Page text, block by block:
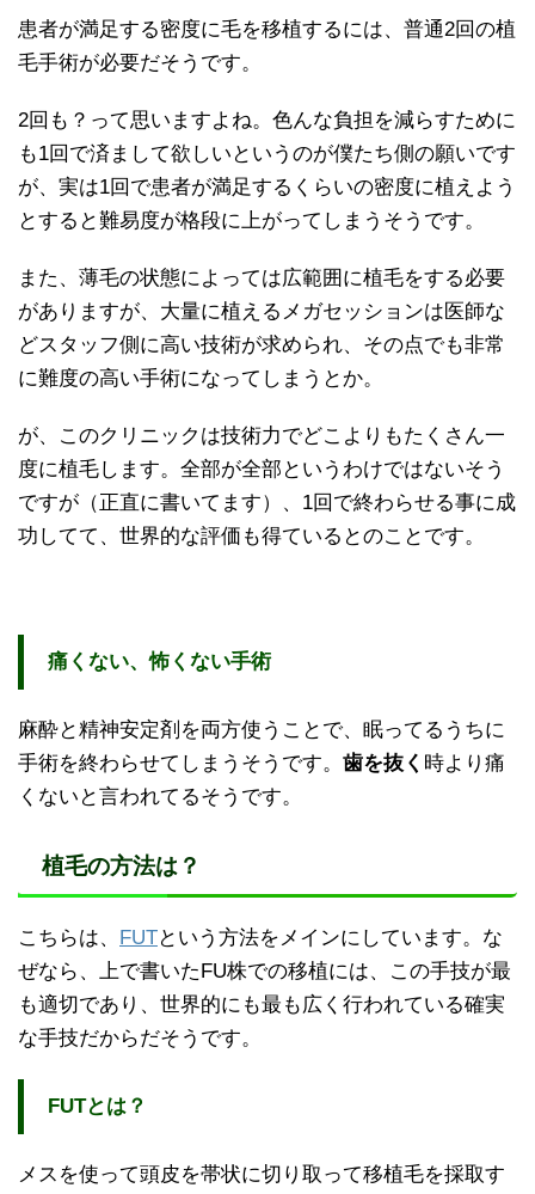
患者が満足する密度に毛を移植するには、普通2回の植
毛手術が必要だそうです。
2回も？って思いますよね。色んな負担を減らすために
も1回で済まして欲しいというのが僕たち側の願いです
が、実は1回で患者が満足するくらいの密度に植えよう
とすると難易度が格段に上がってしまうそうです。
また、薄毛の状態によっては広範囲に植毛をする必要
がありますが、大量に植えるメガセッションは医師な
どスタッフ側に高い技術が求められ、その点でも非常
に難度の高い手術になってしまうとか。
が、このクリニックは技術力でどこよりもたくさん一
度に植毛します。全部が全部というわけではないそう
ですが（正直に書いてます）、1回で終わらせる事に成
功してて、世界的な評価も得ているとのことです。
痛くない、怖くない手術
麻酔と精神安定剤を両方使うことで、眠ってるうちに
手術を終わらせてしまうそうです。 歯を抜く 時より痛
くないと言われてるそうです。
植毛の方法は？
こちらは、 FUTという方法をメインにしています。な
ぜなら、上で書いたFU株での移植には、この手技が最
も適切であり、世界的にも最も広く行われている確実
な手技だからだそうです。
FUTとは？
メスを使って頭皮を帯状に切り取って移植毛を採取す